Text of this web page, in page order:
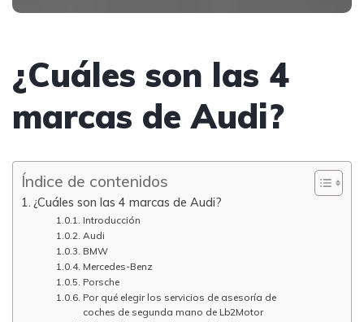
¿Cuáles son las 4
marcas de Audi?
Índice de contenidos
¿Cuáles son las 4 marcas de Audi?
Introducción
Audi
BMW
Mercedes-Benz
Porsche
Por qué elegir los servicios de asesoría de
coches de segunda mano de Lb2Motor